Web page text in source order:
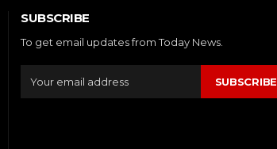
SUBSCRIBE
To get email updates from Today News.
SUBSCRIBE